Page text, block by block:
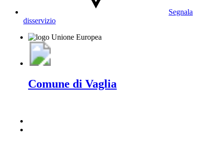
Segnala
disservizio
Comune di Vaglia